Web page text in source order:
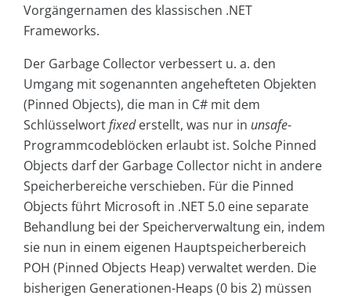
Vorgängernamen des klassischen .NET
Frameworks.
Der Garbage Collector verbessert u. a. den
Umgang mit sogenannten angehefteten Objekten
(Pinned Objects), die man in C# mit dem
Schlüsselwortfixederstellt, was nur in unsafe-
Programmcodeblöcken erlaubt ist. Solche Pinned
Objects darf der Garbage Collector nicht in andere
Speicherbereiche verschieben. Für die Pinned
Objects führt Microsoft in .NET 5.0 eine separate
Behandlung bei der Speicherverwaltung ein, indem
sie nun in einem eigenen Hauptspeicherbereich
POH (Pinned Objects Heap) verwaltet werden. Die
bisherigen Generationen-Heaps (0 bis 2) müssen